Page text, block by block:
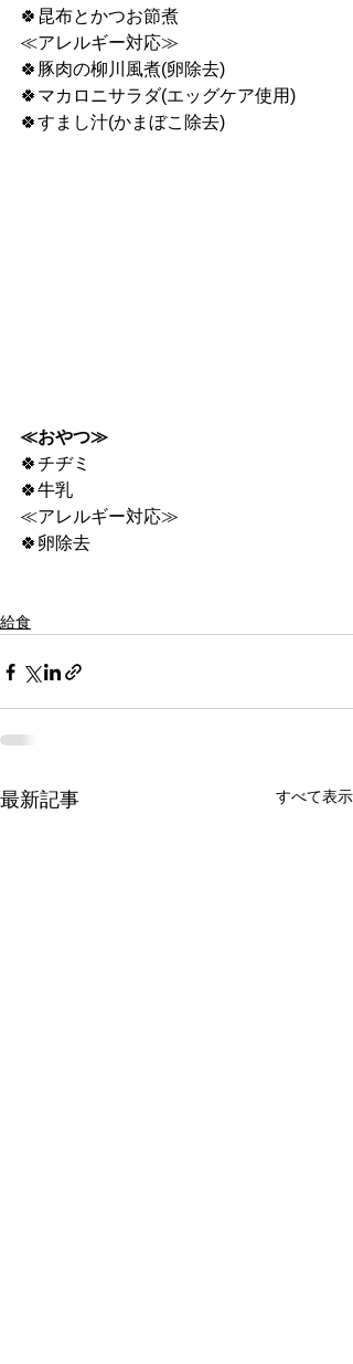
🍀昆布とかつお節煮
≪アレルギー対応≫
🍀豚肉の柳川風煮(卵除去)
🍀マカロニサラダ(エッグケア使用)
🍀すまし汁(かまぼこ除去)
≪おやつ≫
🍀チヂミ
🍀牛乳
≪アレルギー対応≫
🍀卵除去
給食
最新記事 すべて表示